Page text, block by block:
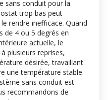
sans conduit pour la
trop bas peut
rendre inefficace. Quand
de 4 ou 5 degrés en
actuelle, le
plusieurs reprises,
désirée, travaillant
une température stable.
sans conduit est
recommandons de